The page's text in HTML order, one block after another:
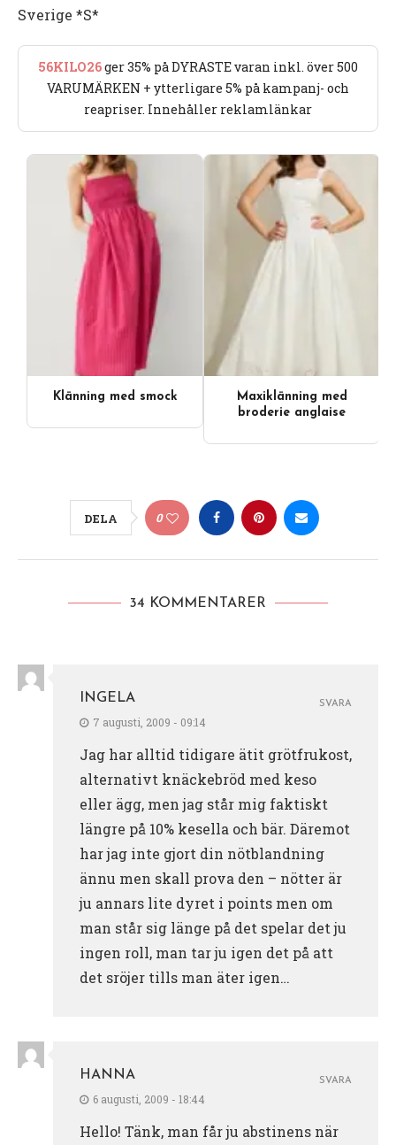
Sverige *S*
56KILO26ger 35% på DYRASTE varan inkl. över 500
VARUMÄRKEN + ytterligare 5% på kampanj- och
reapriser. Innehåller reklamlänkar
Videoinnehåll
Klänning med smock
Maxiklänning med
broderie anglaise
DELA 0
34 KOMMENTARER
INGELA
7 augusti, 2009 - 09:14
Jag har alltid tidigare ätit grötfrukost,
alternativt knäckebröd med keso
eller ägg, men jag står mig faktiskt
längre på 10% kesella och bär. Däremot
har jag inte gjort din nötblandning
ännu men skall prova den – nötter är
ju annars lite dyret i points men om
man står sig länge på det spelar det ju
ingen roll, man tar ju igen det på att
det sröjer tills man äter igen…
SVARA
HANNA
6 augusti, 2009 - 18:44
Hello! Tänk, man får ju abstinens när
SVARA